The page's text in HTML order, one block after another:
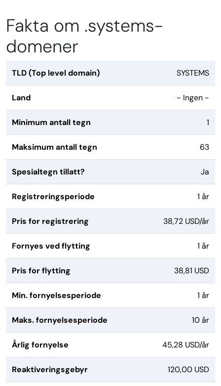
Fakta om .systems-
domener
TLD (Top level domain) SYSTEMS
Land - Ingen -
Minimum antall tegn 1
Maksimum antall tegn 63
Spesialtegn tillatt? Ja
Registreringsperiode 1 år
Pris for registrering 38,72 USD/år
Fornyes ved flytting 1 år
Pris for flytting 38,81 USD
Min. fornyelsesperiode 1 år
Maks. fornyelsesperiode 10 år
Årlig fornyelse 45,28 USD/år
Reaktiveringsgebyr 120,00 USD